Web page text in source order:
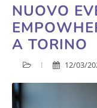
NUOVO
A TORINO
12/03/